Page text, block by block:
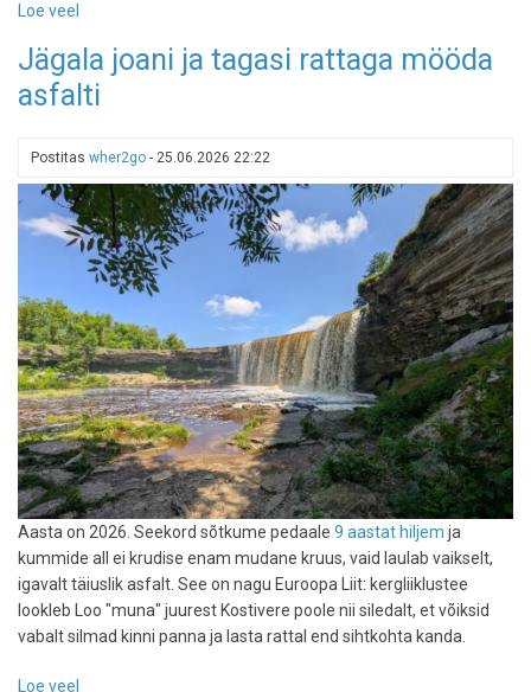
Loe veel
lennufirma
alustab
Londonisse
Jägala joani ja tagasi rattaga mööda
asfalti
Postitas wher2go - 25.06.2026 22:22
Aasta on 2026. Seekord sõtkume pedaale 9 aastat hiljem ja
kummide all ei krudise enam mudane kruus, vaid laulab vaikselt,
igavalt täiuslik asfalt. See on nagu Euroopa Liit: kergliiklustee
lookleb Loo "muna" juurest Kostivere poole nii siledalt, et võiksid
vabalt silmad kinni panna ja lasta rattal end sihtkohta kanda.
Loe veel